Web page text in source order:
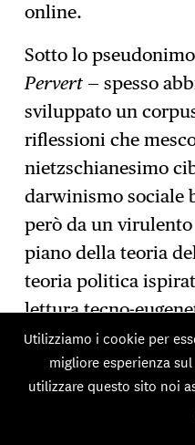
online.
Sotto lo
Pervert — spesso
sviluppato un
riflessioni che
nietzschianesimo
darwinismo sociale
però da un
piano della teoria
teoria politica
lettura tecno-
riferimenti alla
del culturismo, fusi
dellaRed Pill — fino
pericoloso
Utilizziamo i cookie per
migliore esperienza
utilizzare questo sito noi